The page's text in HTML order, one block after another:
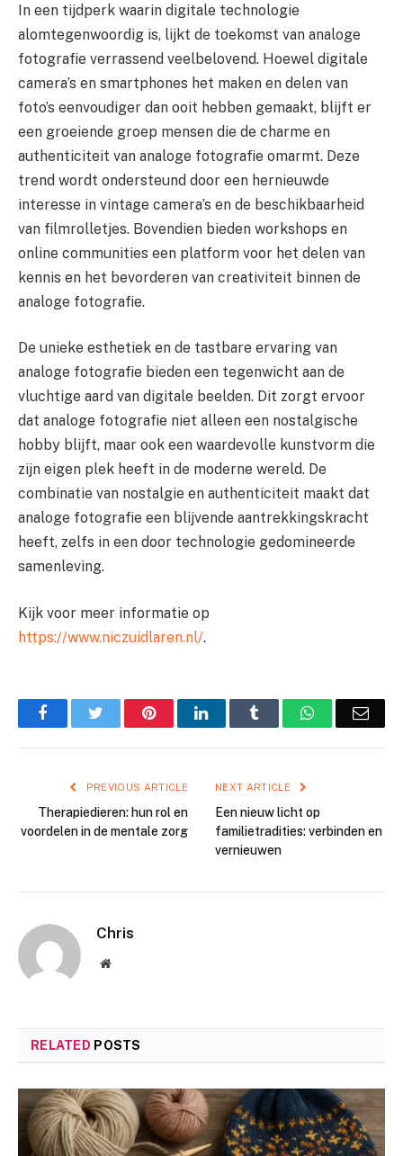
In een tijdperk waarin digitale technologie
alomtegenwoordig is, lijkt de toekomst van analoge
fotografie verrassend veelbelovend. Hoewel digitale
camera’s en smartphones het maken en delen van
foto’s eenvoudiger dan ooit hebben gemaakt, blijft er
een groeiende groep mensen die de charme en
authenticiteit van analoge fotografie omarmt. Deze
trend wordt ondersteund door een hernieuwde
interesse in vintage camera’s en de beschikbaarheid
van filmrolletjes. Bovendien bieden workshops en
online communities een platform voor het delen van
kennis en het bevorderen van creativiteit binnen de
analoge fotografie.
De unieke esthetiek en de tastbare ervaring van
analoge fotografie bieden een tegenwicht aan de
vluchtige aard van digitale beelden. Dit zorgt ervoor
dat analoge fotografie niet alleen een nostalgische
hobby blijft, maar ook een waardevolle kunstvorm die
zijn eigen plek heeft in de moderne wereld. De
combinatie van nostalgie en authenticiteit maakt dat
analoge fotografie een blijvende aantrekkingskracht
heeft, zelfs in een door technologie gedomineerde
samenleving.
Kijk voor meer informatie op
https://www.niczuidlaren.nl/.
FacebookTwitter PinterestLinkedIn Tumblr WhatsApp
PREVIOUS ARTICLE
Therapiedieren: hun rol en
voordelen in de mentale zorg
NEXT ARTICLE
Een nieuw licht op
familietradities: verbinden en
vernieuwen
Chris
Website
RELATED POSTS